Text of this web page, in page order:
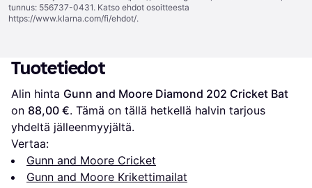
tunnus: 556737-0431. Katso ehdot osoitteesta
https://www.klarna.com/fi/ehdot/.
Tuotetiedot
Alin hinta Gunn and Moore Diamond 202 Cricket Bat
on 88,00 €. Tämä on tällä hetkellä halvin tarjous
yhdeltä jälleenmyyjältä.
Vertaa:
Gunn and Moore Cricket
Gunn and Moore Krikettimailat